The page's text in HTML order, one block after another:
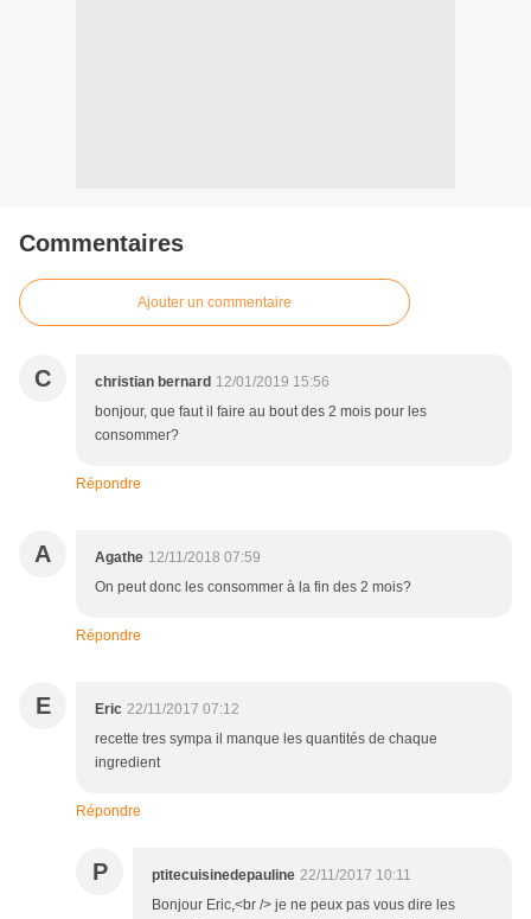
Commentaires
Ajouter un commentaire
C christian bernard 12/01/2019 15:56
bonjour, que faut il faire au bout des 2 mois pour les
consommer?
Répondre
A Agathe 12/11/2018 07:59
On peut donc les consommer à la fin des 2 mois?
Répondre
E Eric 22/11/2017 07:12
recette tres sympa il manque les quantités de chaque
ingredient
Répondre
P ptitecuisinedepauline 22/11/2017 10:11
Bonjour Eric,<br /> je ne peux pas vous dire les